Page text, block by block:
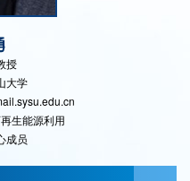
授
大学
生能源利用
成员